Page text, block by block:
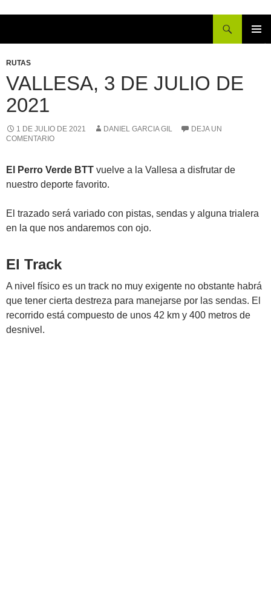
CONTENIDO
RUTAS
VALLESA, 3 DE JULIO DE
2021
1 DE JULIO DE 2021 DANIEL GARCIA GIL
DEJA UN
COMENTARIO
El Perro Verde BTT vuelve a la Vallesa a disfrutar de
nuestro deporte favorito.
El trazado será variado con pistas, sendas y alguna trialera
en la que nos andaremos con ojo.
El Track
A nivel físico es un track no muy exigente no obstante habrá
que tener cierta destreza para manejarse por las sendas. El
recorrido está compuesto de unos 42 km y 400 metros de
desnivel.